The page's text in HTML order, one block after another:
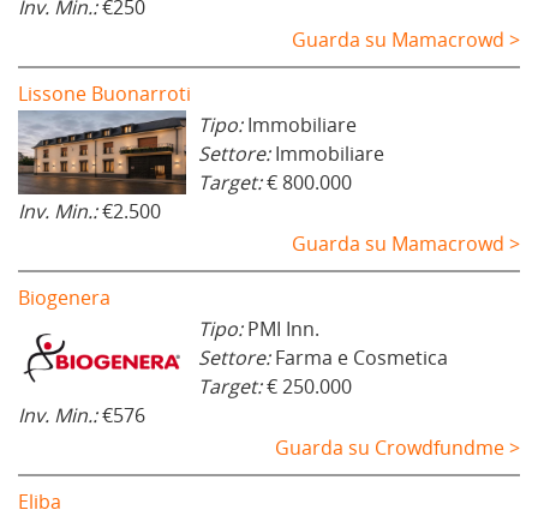
Inv. Min.:€250
Guarda su Mamacrowd >
Lissone Buonarroti
Tipo:Immobiliare
Settore:Immobiliare
Target:€ 800.000
Inv. Min.:€2.500
Guarda su Mamacrowd >
Biogenera
Tipo:PMI Inn.
Settore:Farma e Cosmetica
Target:€ 250.000
Inv. Min.:€576
Guarda su Crowdfundme >
Eliba